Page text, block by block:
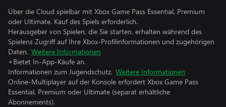
Über die Cloud spielbar mit Xbox Game Pass Essential, Premium
oder Ultimate. Kauf des Spiels erforderlich.
Herausgeber von Spielen, die Sie starten, erhalten während des
Spielens Zugriff auf Ihre Xbox-Profilinformationen und zugehörigen
Daten. Weitere Informationen
+Bietet In-App-Käufe an.
Informationen zum Jugendschutz. Weitere Informationen
Online-Multiplayer auf der Konsole erfordert Xbox Game Pass
Essential, Premium oder Ultimate (separat erhältliche
Abonnements).